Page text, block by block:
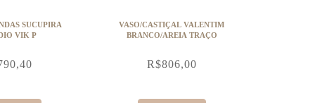
SUCUPIRA
VIK P
VASO/CASTIÇAL VALENTIM
BRANCO/AREIA TRAÇO
R$806,00